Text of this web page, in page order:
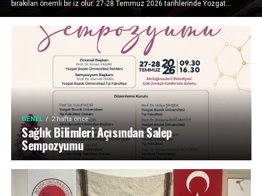
bırakılan önemli bir iz olur. 27-28 Temmuz 2026 tarihlerinde Yozgat...
GENEL 2 hafta önce
Sağlık Bilimleri Açısından Salep
Sempozyumu